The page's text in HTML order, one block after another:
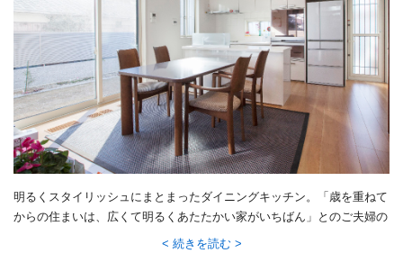
明るくスタイリッシュにまとまったダイニングキッチン。「歳を重ねて
からの住まいは、広くて明るくあたたかい家がいちばん」とのご夫婦の
希望に応え、LDKは南側に。おかげで光がたっぷりと差し込む心地よい
続きを読む